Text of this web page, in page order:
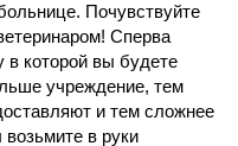
Почувствуйте
Сперва
в которой вы будете
учреждение, тем
и тем сложнее
в руки